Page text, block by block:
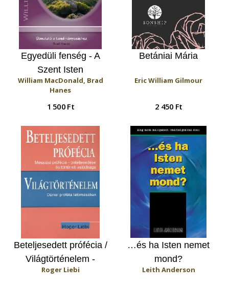
Egyedüli fenség - A
Szent Isten
tulajdonságai
William MacDonald, Brad
Hanes
1 500 Ft
Betániai Mária
Eric William Gilmour
2 450 Ft
Beteljesedett prófécia /
Világtörténelem -
Dániel próféta
Roger Liebi
…és ha Isten nemet
mond?
Leith Anderson